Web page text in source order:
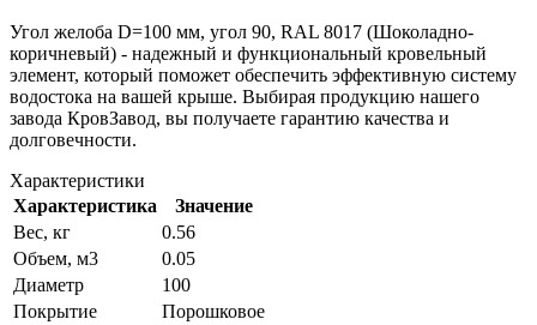
Угол желоба D=100 мм, угол 90, RAL 8017 (Шоколадно-
коричневый) - надежный и функциональный кровельный
элемент, который поможет обеспечить эффективную систему
водостока на вашей крыше. Выбирая продукцию нашего
завода КровЗавод, вы получаете гарантию качества и
долговечности.
Характеристики
Характеристика
Значение
Вес, кг
0.56
Объем, м3
0.05
Диаметр
100
Покрытие
Порошковое